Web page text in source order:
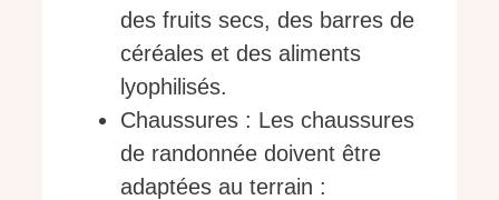
des fruits secs, des barres de
céréales et des aliments
lyophilisés.
Chaussures : Les chaussures
de randonnée doivent être
adaptées au terrain :